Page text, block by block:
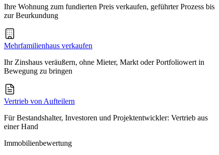
Ihre Wohnung zum fundierten Preis verkaufen, geführter Prozess bis
zur Beurkundung
Mehrfamilienhaus verkaufen
Ihr Zinshaus veräußern, ohne Mieter, Markt oder Portfoliowert in
Bewegung zu bringen
Vertrieb von Aufteilern
Für Bestandshalter, Investoren und Projektentwickler: Vertrieb aus
einer Hand
Immobilienbewertung